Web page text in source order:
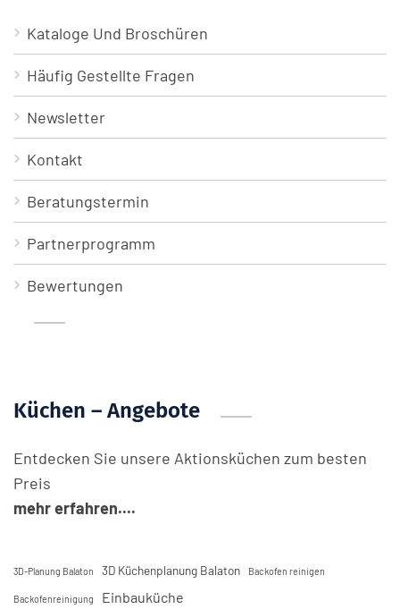
Kataloge Und Broschüren
Häufig Gestellte Fragen
Newsletter
Kontakt
Beratungstermin
Partnerprogramm
Bewertungen
Küchen – Angebote
Entdecken Sie unsere Aktionsküchen zum besten
Preis
mehr erfahren....
3D-Planung Balaton 3D Küchenplanung Balaton Backofen reinigen
Backofenreinigung Einbauküche